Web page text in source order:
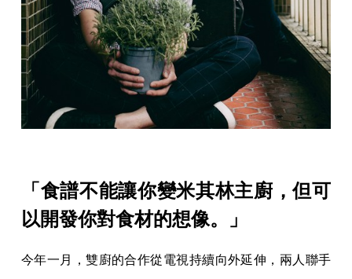
「食譜不能讓你變米其林主廚，但可
以開發你對食材的想像。」
今年一月，雙廚的合作從電視持續向外延伸，兩人聯手